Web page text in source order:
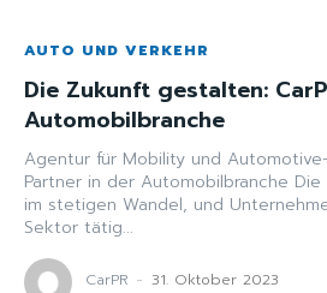
AUTO UND VERKEHR
Die Zukunft gestalten:
Automobilbranche
Agentur für Mobility und Automotive-
Partner in der Automobilbranche
im stetigen Wandel, und
Sektor tätig...
CarPR - 31. Oktober 2023